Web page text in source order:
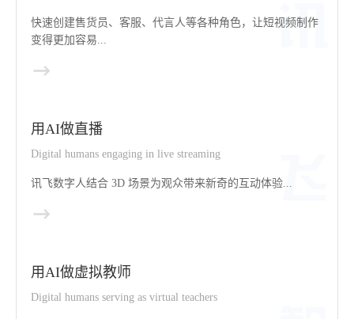
快速创建售货员、客服、代言人等各种角色，让短视频制作
变得更加容易...
用AI做直播
Digital humans engaging in live streaming
讯飞数字人结合 3D 场景为观众带来新奇的互动体验...
用AI做虚拟教师
Digital humans serving as virtual teachers